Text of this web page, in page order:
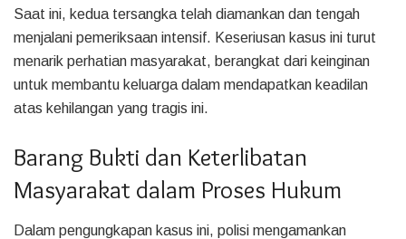
Saat ini, kedua tersangka telah diamankan dan tengah
menjalani pemeriksaan intensif. Keseriusan kasus ini turut
menarik perhatian masyarakat, berangkat dari keinginan
untuk membantu keluarga dalam mendapatkan keadilan
atas kehilangan yang tragis ini.
Barang Bukti dan Keterlibatan
Masyarakat dalam Proses Hukum
Dalam pengungkapan kasus ini, polisi mengamankan